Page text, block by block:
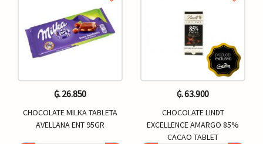
₲. 26.850
CHOCOLATE MILKA TABLETA
AVELLANA ENT 95GR
₲. 63.900
CHOCOLATE LINDT
EXCELLENCE AMARGO 85%
CACAO TABLET